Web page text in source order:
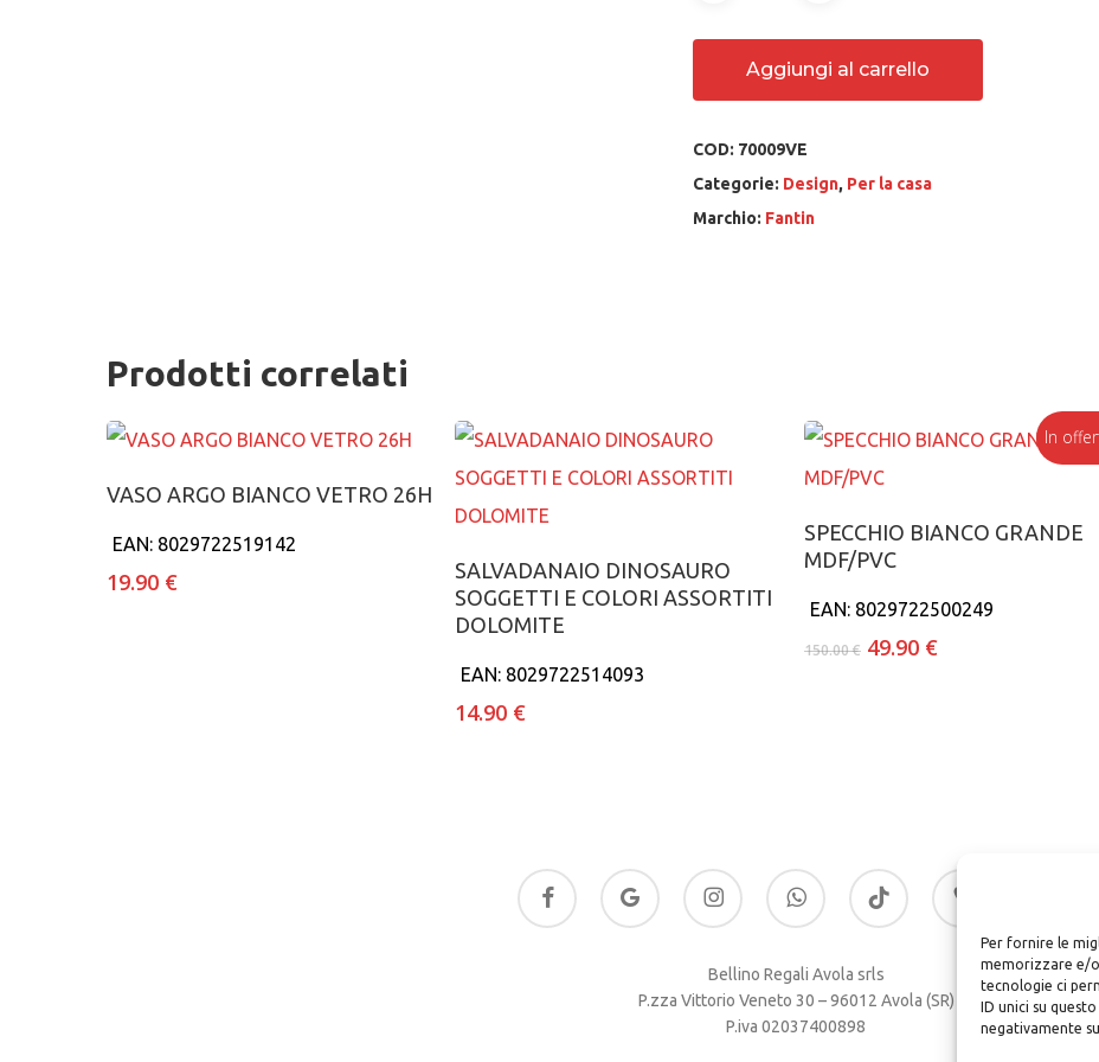
Per fornire le
memorizzare e/o
tecnologie ci
ID unici su
negativamente
Aggiungi al carrello
COD: 70009VE
Categorie: Design, Per la casa
Marchio: Fantin
Prodotti correlati
Aggiungi al carrello
VASO ARGO BIANCO VETRO 26H
EAN: 8029722519142
19.90 €
Aggiungi al carrello
SALVADANAIO DINOSAURO
SOGGETTI E COLORI ASSORTITI
DOLOMITE
EAN: 8029722514093
14.90 €
In
Aggiungi al carrello
SPECCHIO BIANCO GRANDE
MDF/PVC
EAN: 8029722500249
150.00€ Il
49.90 €Il
facebook
google-
plus
instagram whatsapp tiktok phone
Bellino Regali Avola srls
P.zza Vittorio Veneto 30 – 96012 Avola (SR)
P.iva 02037400898